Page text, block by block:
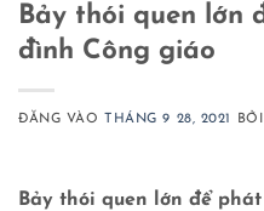
Bảy thói quen lớn
đình Công giáo
ĐĂNG VÀO THÁNG 9 28, 2021 BỞI
Bảy thói quen lớn để